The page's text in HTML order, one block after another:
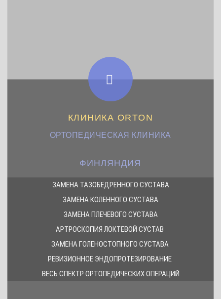
КЛИНИКА ORTON
ОРТОПЕДИЧЕСКАЯ КЛИНИКА
ФИНЛЯНДИЯ
ЗАМЕНА ТАЗОБЕДРЕННОГО СУСТАВА
ЗАМЕНА КОЛЕННОГО СУСТАВА
ЗАМЕНА ПЛЕЧЕВОГО СУСТАВА
АРТРОСКОПИЯ ЛОКТЕВОЙ СУСТАВ
ЗАМЕНА ГОЛЕНОСТОПНОГО СУСТАВА
РЕВИЗИОННОЕ ЭНДОПРОТЕЗИРОВАНИЕ
ВЕСЬ СПЕКТР ОРТОПЕДИЧЕСКИХ ОПЕРАЦИЙ